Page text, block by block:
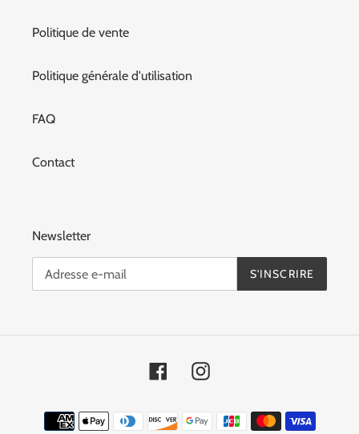
Politique de vente
Politique générale d'utilisation
FAQ
Contact
Newsletter
S'INSCRIRE
FacebookInstagram
Moyens